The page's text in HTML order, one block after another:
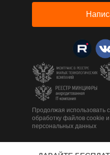
Продолжая использовать
обработку файлов cookie
персональных данных